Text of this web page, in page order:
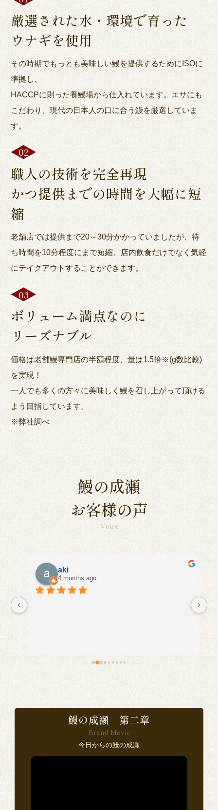
厳選された水・環境で育った
ウナギを使用
その時期でもっとも美味しい鰻を提供するためにISOに
準拠し、
HACCPに則った養鰻場から仕入れています。エサにも
こだわり、現代の日本人の口に合う鰻を厳選していま
す。
職人の技術を完全再現
かつ提供までの時間を大幅に短
縮
老舗店では提供まで20～30分かかっていましたが、待
ち時間を10分程度にまで短縮。店内飲食だけでなく気軽
にテイクアウトすることができます。
ボリューム満点なのに
リーズナブル
価格は老舗鰻専門店の半額程度、量は1.5倍※(g数比較)
を実現！
一人でも多くの方々に美味しく鰻を召し上がって頂ける
よう目指しています。
※弊社調べ
鰻の成瀬
お客様の声
Voice
aki
4 months ago
鰻の成瀬 第二章
Brand Movie
今日からの鰻の成瀬